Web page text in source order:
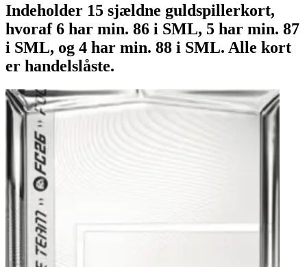
Indeholder 15 sjældne guldspillerkort,
hvoraf 6 har min. 86 i SML, 5 har min. 87
i SML, og 4 har min. 88 i SML. Alle kort
er handelslåste.